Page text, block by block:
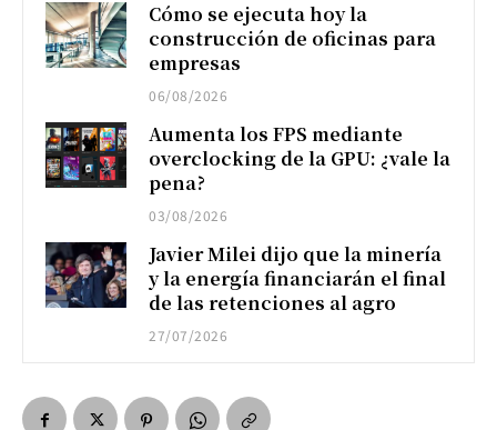
Cómo se ejecuta hoy la
construcción de oficinas para
empresas
06/08/2026
Aumenta los FPS mediante
overclocking de la GPU: ¿vale la
pena?
03/08/2026
Javier Milei dijo que la minería
y la energía financiarán el final
de las retenciones al agro
27/07/2026